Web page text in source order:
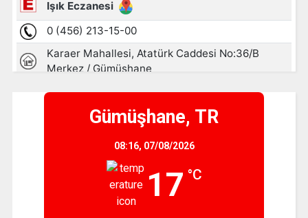
Gümüşhane, TR
08:16, 07/08/2026
17 °C